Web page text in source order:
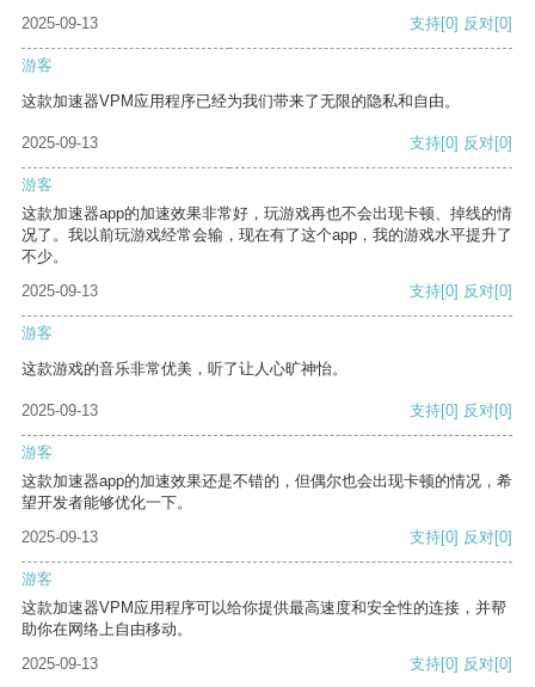
2025-09-13
支持[0] 反对[0]
游客
这款加速器VPM应用程序已经为我们带来了无限的隐私和自由。
2025-09-13 支持[0] 反对[0]
游客
这款加速器app的加速效果非常好，玩游戏再也不会出现卡顿、掉线的情
况了。我以前玩游戏经常会输，现在有了这个app，我的游戏水平提升了
不少。
2025-09-13
支持[0] 反对[0]
游客
这款游戏的音乐非常优美，听了让人心旷神怡。
2025-09-13 支持[0] 反对[0]
游客
这款加速器app的加速效果还是不错的，但偶尔也会出现卡顿的情况，希
望开发者能够优化一下。
2025-09-13
支持[0] 反对[0]
游客
这款加速器VPM应用程序可以给你提供最高速度和安全性的连接，并帮
助你在网络上自由移动。
2025-09-13
支持[0] 反对[0]